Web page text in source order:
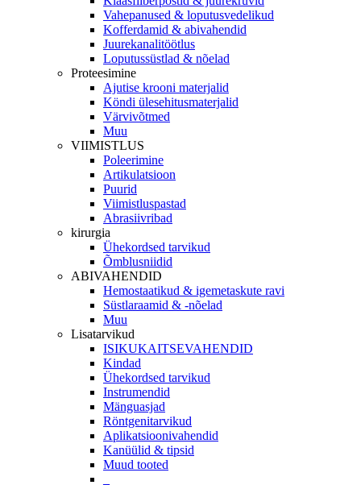
Vahepanused & loputusvedelikud
Kofferdamid & abivahendid
Juurekanalitöötlus
Loputussüstlad & nõelad
Proteesimine
Ajutise krooni materjalid
Köndi ülesehitusmaterjalid
Värvivõtmed
Muu
VIIMISTLUS
Poleerimine
Artikulatsioon
Puurid
Viimistluspastad
Abrasiivribad
kirurgia
Ühekordsed tarvikud
Õmblusniidid
ABIVAHENDID
Hemostaatikud & igemetaskute ravi
Süstlaraamid & -nõelad
Muu
Lisatarvikud
ISIKUKAITSEVAHENDID
Kindad
Ühekordsed tarvikud
Instrumendid
Mänguasjad
Röntgenitarvikud
Aplikatsioonivahendid
Kanüülid & tipsid
Muud tooted